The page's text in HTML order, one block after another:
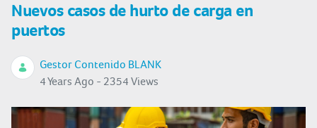
Nuevos casos de hurto de carga en
puertos
Gestor Contenido BLANK
4 Years Ago - 2354 Views